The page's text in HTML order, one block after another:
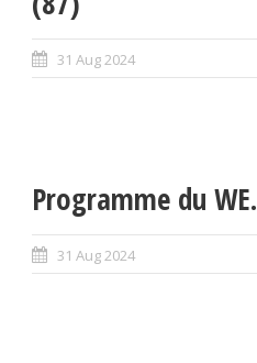
31 Aug 2024
Programme du WE.
31 Aug 2024